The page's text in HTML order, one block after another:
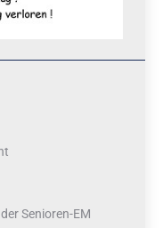
Senioren-EM